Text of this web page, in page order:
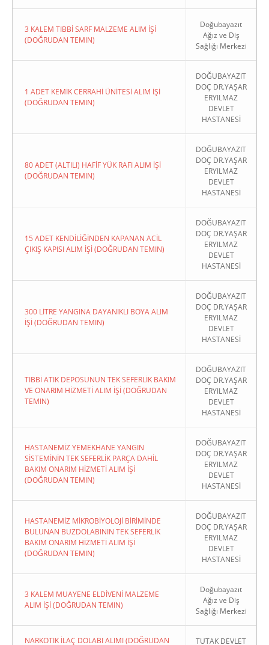
3 KALEM TIBBİ SARF MALZEME ALIM İŞİ
(DOĞRUDAN TEMIN)
Doğubayazıt
Ağız ve Diş
Sağlığı Merkezi
1 ADET KEMİK CERRAHİ ÜNİTESİ ALIM İŞİ
(DOĞRUDAN TEMIN)
DOĞUBAYAZIT
DOÇ DR.YAŞAR
ERYILMAZ
DEVLET
HASTANESİ
80 ADET (ALTILI) HAFİF YÜK RAFI ALIM İŞİ
(DOĞRUDAN TEMIN)
DOĞUBAYAZIT
DOÇ DR.YAŞAR
ERYILMAZ
DEVLET
HASTANESİ
15 ADET KENDİLİĞİNDEN KAPANAN ACİL
ÇIKIŞ KAPISI ALIM İŞİ (DOĞRUDAN TEMIN)
DOĞUBAYAZIT
DOÇ DR.YAŞAR
ERYILMAZ
DEVLET
HASTANESİ
300 LİTRE YANGINA DAYANIKLI BOYA ALIM
İŞİ (DOĞRUDAN TEMIN)
DOĞUBAYAZIT
DOÇ DR.YAŞAR
ERYILMAZ
DEVLET
HASTANESİ
TIBBİ ATIK DEPOSUNUN TEK SEFERLİK BAKIM
VE ONARIM HİZMETİ ALIM İŞİ (DOĞRUDAN
TEMIN)
DOĞUBAYAZIT
DOÇ DR.YAŞAR
ERYILMAZ
DEVLET
HASTANESİ
HASTANEMİZ YEMEKHANE YANGIN
SİSTEMİNİN TEK SEFERLİK PARÇA DAHİL
BAKIM ONARIM HİZMETİ ALIM İŞİ
(DOĞRUDAN TEMIN)
DOĞUBAYAZIT
DOÇ DR.YAŞAR
ERYILMAZ
DEVLET
HASTANESİ
HASTANEMİZ MİKROBİYOLOJİ BİRİMİNDE
BULUNAN BUZDOLABININ TEK SEFERLİK
BAKIM ONARIM HİZMETİ ALIM İŞİ
(DOĞRUDAN TEMIN)
DOĞUBAYAZIT
DOÇ DR.YAŞAR
ERYILMAZ
DEVLET
HASTANESİ
3 KALEM MUAYENE ELDİVENİ MALZEME
ALIM İŞİ (DOĞRUDAN TEMIN)
Doğubayazıt
Ağız ve Diş
Sağlığı Merkezi
NARKOTIK İLAÇ DOLABI ALIMI (DOĞRUDAN TUTAK DEVLET